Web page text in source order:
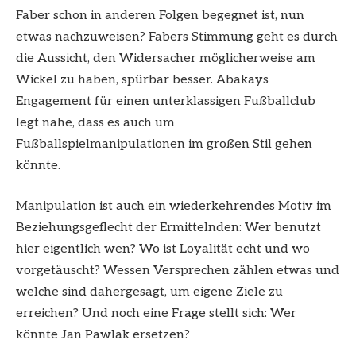
Faber schon in anderen Folgen begegnet ist, nun
etwas nachzuweisen? Fabers Stimmung geht es durch
die Aussicht, den Widersacher möglicherweise am
Wickel zu haben, spürbar besser. Abakays
Engagement für einen unterklassigen Fußballclub
legt nahe, dass es auch um
Fußballspielmanipulationen im großen Stil gehen
könnte.
Manipulation ist auch ein wiederkehrendes Motiv im
Beziehungsgeflecht der Ermittelnden: Wer benutzt
hier eigentlich wen? Wo ist Loyalität echt und wo
vorgetäuscht? Wessen Versprechen zählen etwas und
welche sind dahergesagt, um eigene Ziele zu
erreichen? Und noch eine Frage stellt sich: Wer
könnte Jan Pawlak ersetzen?